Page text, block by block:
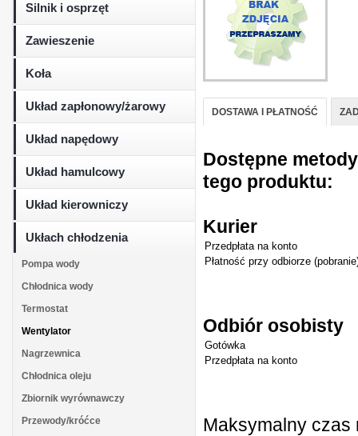
Silnik i osprzęt
Zawieszenie
Koła
Układ zapłonowy/żarowy
Układ napędowy
Układ hamulcowy
Układ kierowniczy
Ukłach chłodzenia
Pompa wody
Chłodnica wody
Termostat
Wentylator
Nagrzewnica
Chłodnica oleju
Zbiornik wyrównawczy
Przewody/króćce
DOSTAWA I PŁATNOŚĆ
Dostępne
tego produktu:
Kurier
Przedpłata na konto
Płatność przy odbiorze
Odbiór osobisty
Gotówka
Przedpłata na konto
Maksymalny czas